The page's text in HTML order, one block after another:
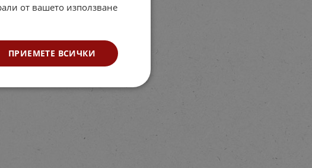
от вашето използване
ПРИЕМЕТЕ ВСИЧКИ